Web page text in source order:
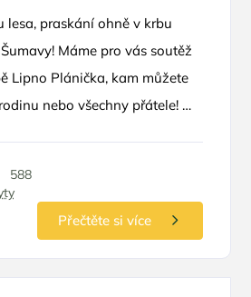
lesa, praskání ohně v krbu
Máme pro vás soutěž
Lipno Plánička, kam můžete
nebo všechny přátele! 🌲
588
Přečtěte si více